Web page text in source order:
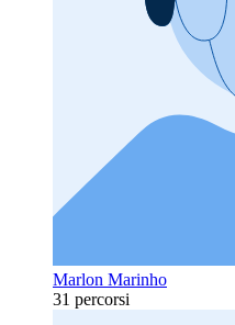
Marlon Marinho
31 percorsi